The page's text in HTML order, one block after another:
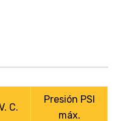
C.
Presión PSI
máx.